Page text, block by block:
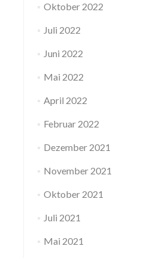
Oktober 2022
Juli 2022
Juni 2022
Mai 2022
April 2022
Februar 2022
Dezember 2021
November 2021
Oktober 2021
Juli 2021
Mai 2021